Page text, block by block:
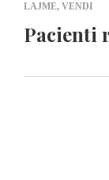
LAJME, VENDI
Pacienti